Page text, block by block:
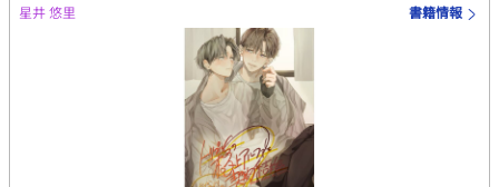
星井 悠里 書籍情報